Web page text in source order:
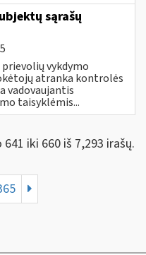
sąrašų
vykdymo
atranka kontrolės
vadovaujantis
taisyklėmis...
iki 660 iš 7,293 irašų.